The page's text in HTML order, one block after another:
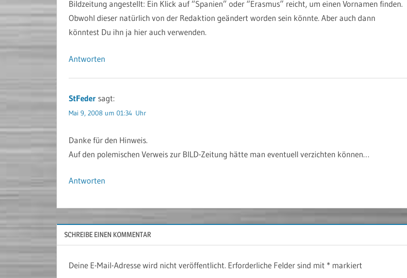
Bildzeitung angestellt: Ein Klick auf “Spanien” oder “Erasmus” reicht, um einen Vornamen finden.
Obwohl dieser natürlich von der Redaktion geändert worden sein könnte. Aber auch dann
könntest Du ihn ja hier auch verwenden.
Antworten
StFeder sagt:
Mai 9, 2008 um 01:34 Uhr
Danke für den Hinweis.
Auf den polemischen Verweis zur BILD-Zeitung hätte man eventuell verzichten können…
Antworten
SCHREIBE EINEN KOMMENTAR
Deine E-Mail-Adresse wird nicht veröffentlicht. Erforderliche Felder sind mit * markiert